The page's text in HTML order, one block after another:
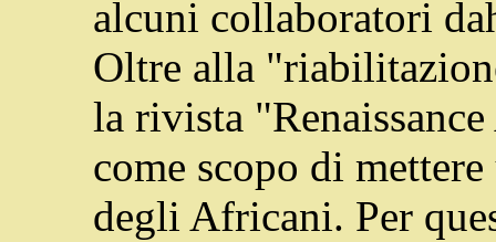
alcuni collaboratori
Oltre alla
la rivista
come scopo di
degli Africani. Per